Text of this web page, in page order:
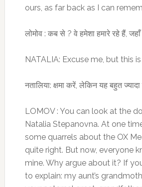
ours, as far back as I can
लोमोव : कब से ? वे हमेशा हमारे रहे हैं,
NATALIA: Excuse me, but this
नतालिया: क्षमा करें, लेकिन यह बहुत ज्यादा
LOMOV : You can look at the
Natalia Stepanovna. At one
some quarrels about the OX
quite right. But now, everyone
mine. Why argue about it? If
to explain: my aunt’s